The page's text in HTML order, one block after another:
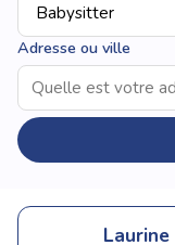
Adresse ou ville
Laurine